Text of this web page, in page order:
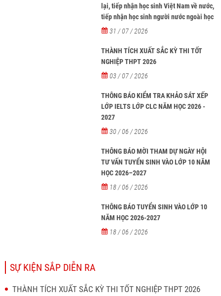
lại, tiếp nhận học sinh Việt Nam về nước,
tiếp nhận học sinh người nước ngoài học
tại các trường từ năm học 2026-2027
31 / 07 / 2026
THÀNH TÍCH XUẤT SẮC KỲ THI TỐT
NGHIỆP THPT 2026
03 / 07 / 2026
THÔNG BÁO KIỂM TRA KHẢO SÁT XẾP
LỚP IELTS LỚP CLC NĂM HỌC 2026 -
2027
30 / 06 / 2026
THÔNG BÁO MỜI THAM DỰ NGÀY HỘI
TƯ VẤN TUYỂN SINH VÀO LỚP 10 NĂM
HỌC 2026–2027
18 / 06 / 2026
THÔNG BÁO TUYỂN SINH VÀO LỚP 10
NĂM HỌC 2026-2027
18 / 06 / 2026
SỰ KIỆN SẮP DIỄN RA
THÀNH TÍCH XUẤT SẮC KỲ THI TỐT NGHIỆP THPT 2026